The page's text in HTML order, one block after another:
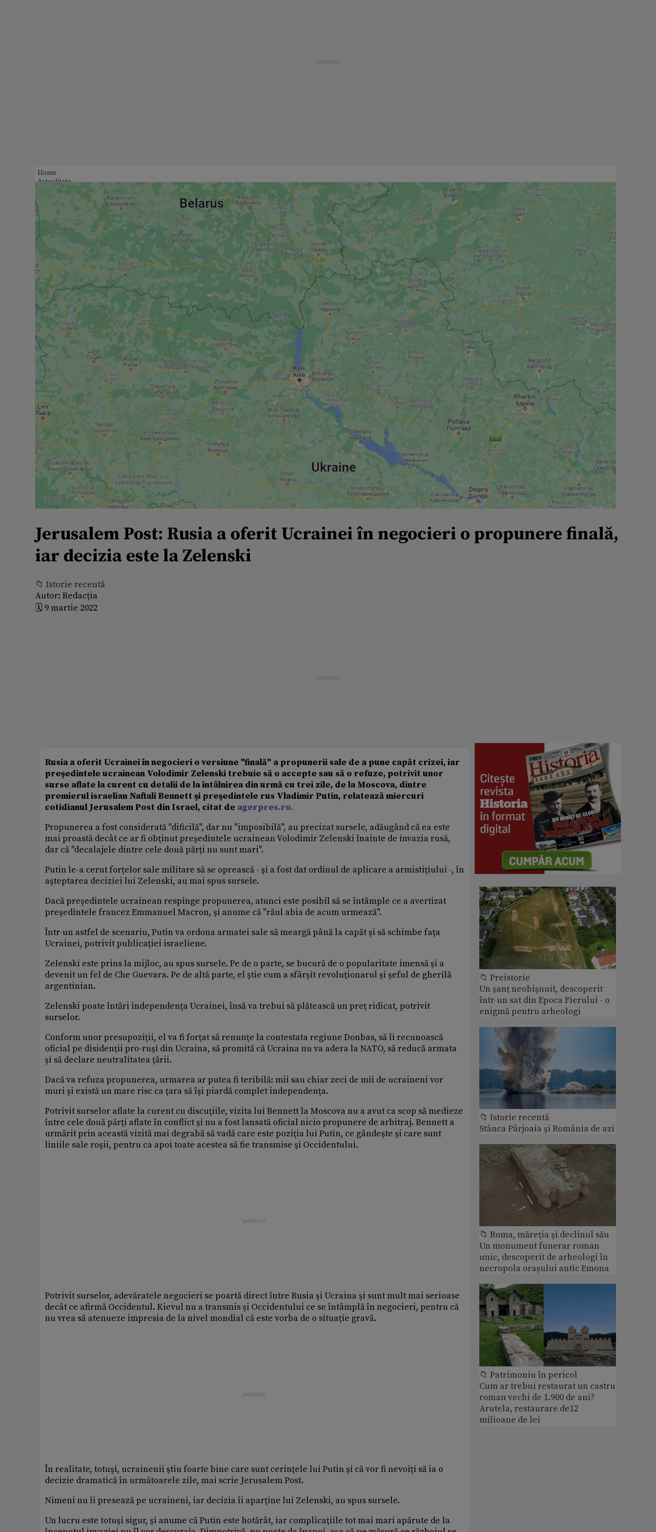
Home
Actualitate
Jerusalem Post: Rusia a oferit Ucrainei în negocieri o propunere finală,
iar decizia este la Zelenski
📁 Istorie recentă
Autor: Redacția
🗓️ 9 martie 2022
Rusia a oferit Ucrainei în negocieri o versiune "finală" a propunerii sale de a pune capăt crizei, iar
preşedintele ucrainean Volodimir Zelenski trebuie să o accepte sau să o refuze, potrivit unor
surse aflate la curent cu detalii de la întâlnirea din urmă cu trei zile, de la Moscova, dintre
premierul israelian Naftali Bennett şi preşedintele rus Vladimir Putin, relatează miercuri
cotidianul Jerusalem Post din Israel, citat de agerpres.ro.
Propunerea a fost considerată "dificilă", dar nu "imposibilă", au precizat sursele, adăugând că ea este
mai proastă decât ce ar fi obţinut preşedintele ucrainean Volodimir Zelenski înainte de invazia rusă,
dar că "decalajele dintre cele două părţi nu sunt mari".
Putin le-a cerut forţelor sale militare să se oprească - şi a fost dat ordinul de aplicare a armistiţiului -, în
aşteptarea deciziei lui Zelenski, au mai spus sursele.
Dacă preşedintele ucrainean respinge propunerea, atunci este posibil să se întâmple ce a avertizat
preşedintele francez Emmanuel Macron, şi anume că "răul abia de acum urmează".
Într-un astfel de scenariu, Putin va ordona armatei sale să meargă până la capăt şi să schimbe faţa
Ucrainei, potrivit publicaţiei israeliene.
Zelenski este prins la mijloc, au spus sursele. Pe de o parte, se bucură de o popularitate imensă şi a
devenit un fel de Che Guevara. Pe de altă parte, el ştie cum a sfârşit revoluţionarul şi şeful de gherilă
argentinian.
Zelenski poate întări independenţa Ucrainei, însă va trebui să plătească un preţ ridicat, potrivit
surselor.
Conform unor presupoziţii, el va fi forţat să renunţe la contestata regiune Donbas, să îi recunoască
oficial pe disidenţii pro-ruşi din Ucraina, să promită că Ucraina nu va adera la NATO, să reducă armata
şi să declare neutralitatea ţării.
Dacă va refuza propunerea, urmarea ar putea fi teribilă: mii sau chiar zeci de mii de ucraineni vor
muri şi există un mare risc ca ţara să îşi piardă complet independenţa.
Potrivit surselor aflate la curent cu discuţiile, vizita lui Bennett la Moscova nu a avut ca scop să medieze
între cele două părţi aflate în conflict şi nu a fost lansată oficial nicio propunere de arbitraj. Bennett a
urmărit prin această vizită mai degrabă să vadă care este poziţia lui Putin, ce gândeşte şi care sunt
liniile sale roşii, pentru ca apoi toate acestea să fie transmise şi Occidentului.
Potrivit surselor, adevăratele negocieri se poartă direct între Rusia şi Ucraina şi sunt mult mai serioase
decât ce afirmă Occidentul. Kievul nu a transmis şi Occidentului ce se întâmplă în negocieri, pentru că
nu vrea să atenueze impresia de la nivel mondial că este vorba de o situaţie gravă.
În realitate, totuşi, ucrainenii ştiu foarte bine care sunt cerinţele lui Putin şi că vor fi nevoiţi să ia o
decizie dramatică în următoarele zile, mai scrie Jerusalem Post.
Nimeni nu îi presează pe ucraineni, iar decizia îi aparţine lui Zelenski, au spus sursele.
Un lucru este totuşi sigur, şi anume că Putin este hotărât, iar complicaţiile tot mai mari apărute de la
📁 Preistorie
Un șanț neobișnuit, descoperit
într-un sat din Epoca Fierului - o
enigmă pentru arheologi
📁 Istorie recentă
Stânca Pârjoaia şi România de azi
📁 Roma, măreţia şi declinul său
Un monument funerar roman
unic, descoperit de arheologi în
necropola orașului antic Emona
📁 Patrimoniu în pericol
Cum ar trebui restaurat un castru
roman vechi de 1.900 de ani?
Arutela, restaurare de12
milioane de lei